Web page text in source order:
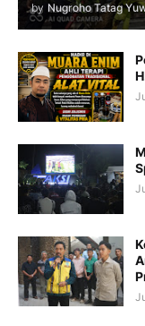
by Nugroho Tatag